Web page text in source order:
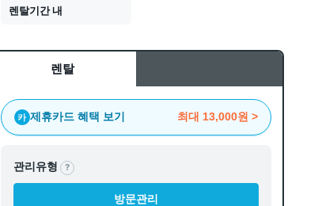
렌탈기간 내
렌탈
카 제휴카드 혜택 보기 최대 13,000원 >
관리유형 ?
방문관리